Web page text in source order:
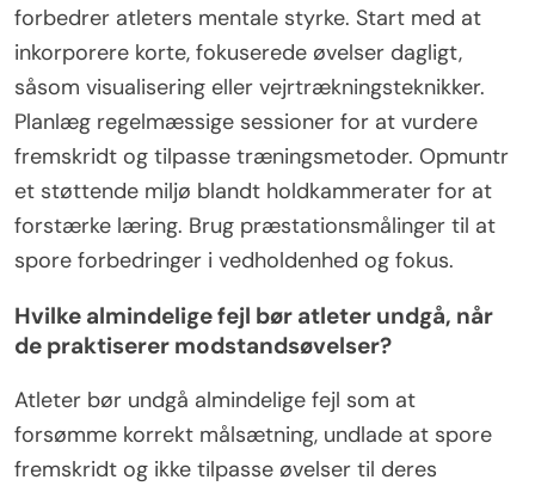
forbedrer atleters mentale styrke. Start med at
inkorporere korte, fokuserede øvelser dagligt,
såsom visualisering eller vejrtrækningsteknikker.
Planlæg regelmæssige sessioner for at vurdere
fremskridt og tilpasse træningsmetoder. Opmuntr
et støttende miljø blandt holdkammerater for at
forstærke læring. Brug præstationsmålinger til at
spore forbedringer i vedholdenhed og fokus.
Hvilke almindelige fejl bør atleter undgå, når
de praktiserer modstandsøvelser?
Atleter bør undgå almindelige fejl som at
forsømme korrekt målsætning, undlade at spore
fremskridt og ikke tilpasse øvelser til deres